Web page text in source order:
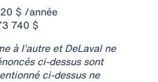
$ /année
740 $
à l’autre et DeLaval ne
ci-dessus sont
ci-dessus ne